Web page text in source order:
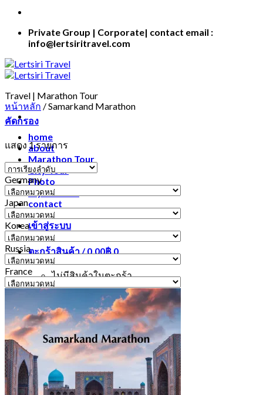
Private Group | Corporate| contact email :
info@lertsiritravel.com
Travel | Marathon Tour
home
about
Marathon Tour
City Tour
Photo
My account
contact
เข้าสู่ระบบ
ตะกร้าสินค้า /0.00฿0
ไม่มีสินค้าในตะกร้า
0
ตะกร้าสินค้า
ไม่มีสินค้าในตะกร้า
หน้าหลัก /Samarkand Marathon
คัดกรอง
แสดง 1 รายการ
Germany
Germany
Japan
Japan
Korea
Korea
Russia
Russia
France
France